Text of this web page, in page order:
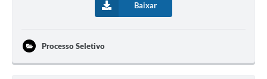
Baixar
Processo Seletivo